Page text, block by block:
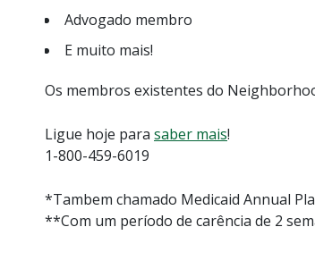
Advogado membro
E muito mais!
Os membros existentes do
Ligue hoje para saber mais!
1-800-459-6019
*Tambem chamado Medicaid Annual
**Com um período de carência de 2